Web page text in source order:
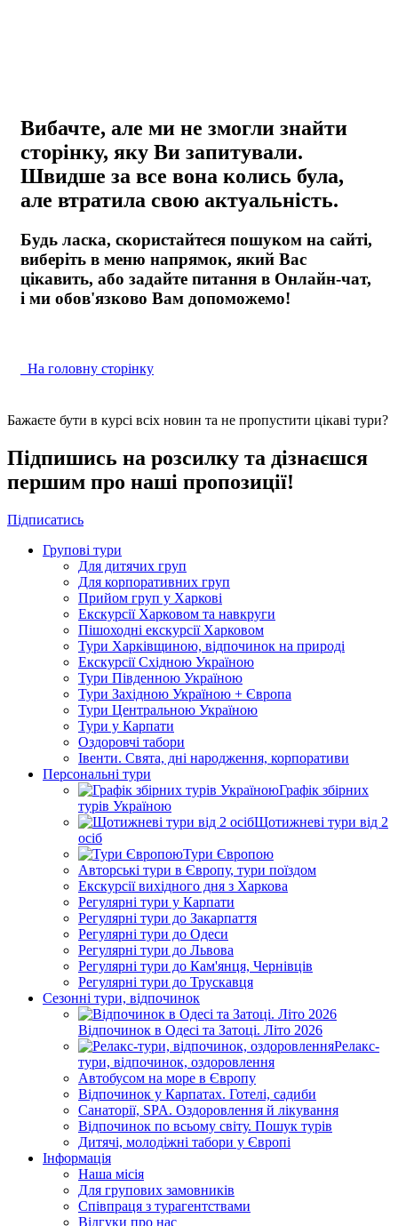
Вибачте, але ми не змогли знайти
сторінку, яку Ви запитували.
Швидше за все вона колись була,
але втратила свою актуальність.
Будь ласка, скористайтеся пошуком на сайті,
виберіть в меню напрямок, який Вас
цікавить, або задайте питання в Онлайн-чат,
і ми обов'язково Вам допоможемо!
На головну сторінку
Бажаєте бути в курсі всіх новин та не пропустити цікаві тури?
Підпишись на розсилку та дізнаєшся
першим про наші пропозиції!
Підписатись
Групові тури
Для дитячих груп
Для корпоративних груп
Прийом груп у Харкові
Екскурсії Харковом та навкруги
Пішоходні екскурсії Харковом
Тури Харківщиною, відпочинок на природі
Екскурсії Східною Україною
Тури Південною Україною
Тури Західною Україною + Європа
Тури Центральною Україною
Тури у Карпати
Оздоровчі табори
Івенти. Свята, дні народження, корпоративи
Персональні тури
Графік збірних
турів Україною
Щотижневі тури від 2
осіб
Тури Європою
Авторські тури в Європу, тури поїздом
Екскурсії вихідного дня з Харкова
Регулярні тури у Карпати
Регулярні тури до Закарпаття
Регулярні тури до Одеси
Регулярні тури до Львова
Регулярні тури до Кам'янця, Чернівців
Регулярні тури до Трускавця
Сезонні тури, відпочинок
Відпочинок в Одесі та Затоці. Літо 2026
Релакс-
тури, відпочинок, оздоровлення
Автобусом на море в Європу
Відпочинок у Карпатах. Готелі, садиби
Санаторії, SPA. Оздоровлення й лікування
Відпочинок по всьому світу. Пошук турів
Дитячі, молодіжні табори у Європі
Інформація
Наша місія
Для групових замовників
Співпраця з турагентствами
Відгуки про нас